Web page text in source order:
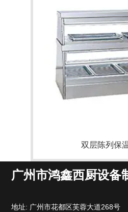
双层陈列保
广州市鸿鑫西厨设备
地址: 广州市花都区芙蓉大道268号